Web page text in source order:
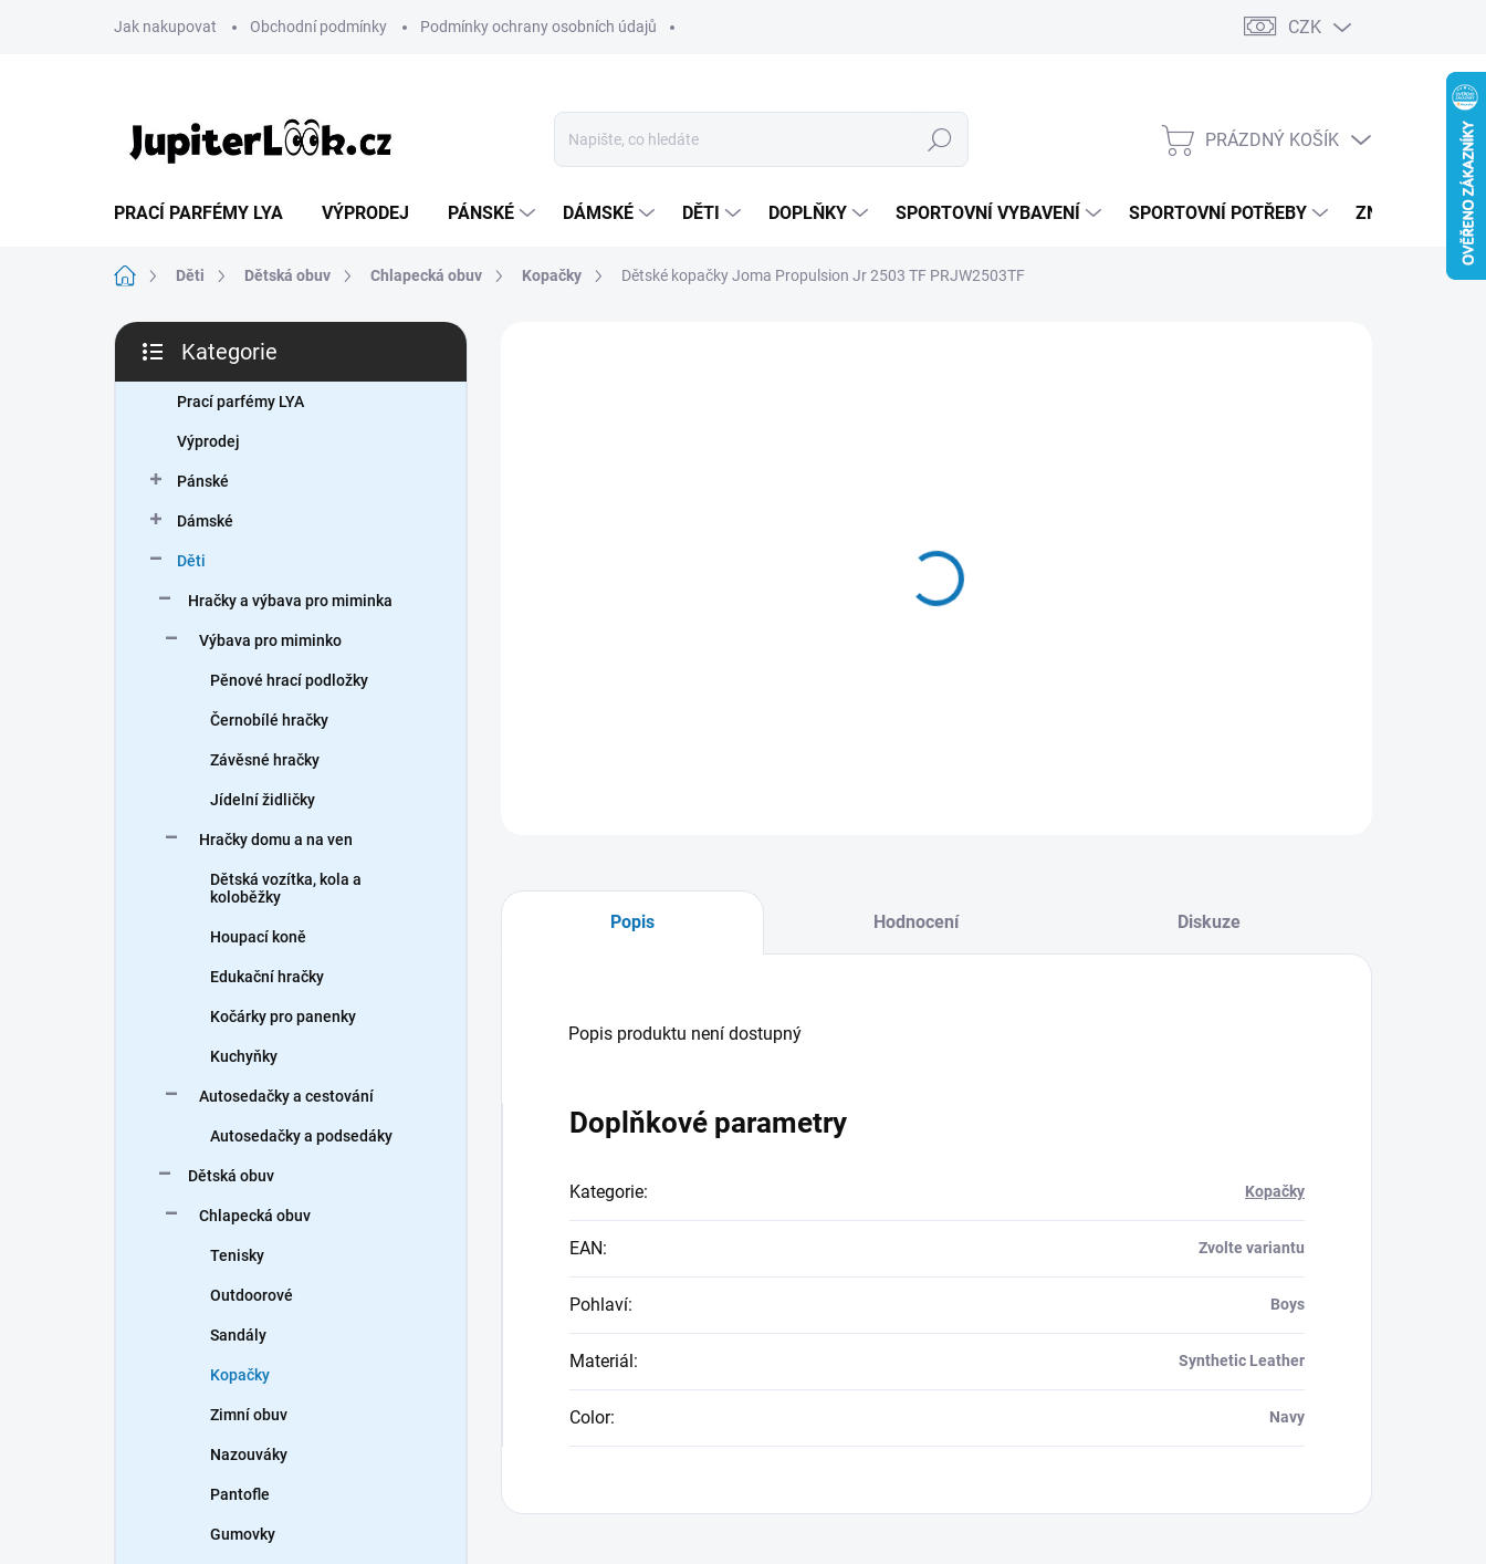
Jak nakupovat Obchodní podmínky Podmínky ochrany osobních údajů CZK
Hledat
NÁKUPNÍ
PRÁZDNÝ KOŠÍK
PRACÍ PARFÉMY LYA VÝPRODEJ PÁNSKÉ DÁMSKÉ DĚTI DOPLŇKY SPORTOVNÍ VYBAVENÍ SPORTOVNÍ POTŘEBY ZNAČKY
Domů Děti Dětská obuv Chlapecká obuv Kopačky Dětské kopačky Joma Propulsion Jr 2503 TF PRJW2503TF
P
s
kategorie
Kategorie
Prací parfémy LYA
Výprodej
Pánské
Dámské
Děti
Hračky a výbava pro miminka
Výbava pro miminko
Pěnové hrací podložky
Černobílé hračky
Závěsné hračky
Jídelní židličky
Hračky domu a na ven
Dětská vozítka, kola a
koloběžky
Houpací koně
Edukační hračky
Kočárky pro panenky
Kuchyňky
Autosedačky a cestování
Autosedačky a podsedáky
Dětská obuv
Chlapecká obuv
Tenisky
Outdoorové
Sandály
Kopačky
Zimní obuv
Nazouváky
Pantofle
Gumovky
Popis Hodnocení Diskuze
Popis produktu není dostupný
Doplňkové parametry
Kategorie: Kopačky
EAN: Zvolte variantu
Pohlaví: Boys
Materiál: Synthetic Leather
Color: Navy